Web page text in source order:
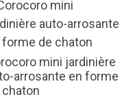
mini jardinière
arrosante en forme
chaton